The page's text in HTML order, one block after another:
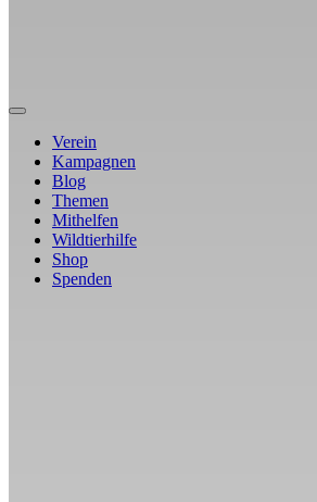
Verein
Kampagnen
Blog
Themen
Mithelfen
Wildtierhilfe
Shop
Spenden